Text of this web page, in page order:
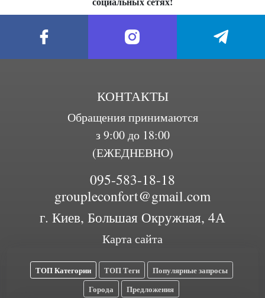
КОНТАКТЫ
Обращения принимаются
з 9:00 до 18:00
(ЕЖЕДНЕВНО)
095-583-18-18
groupleconfort@gmail.com
г. Киев, Большая Окружная, 4А
Карта сайта
ТОП Категории ТОП Теги
Популярные запросы
Города
Предложения